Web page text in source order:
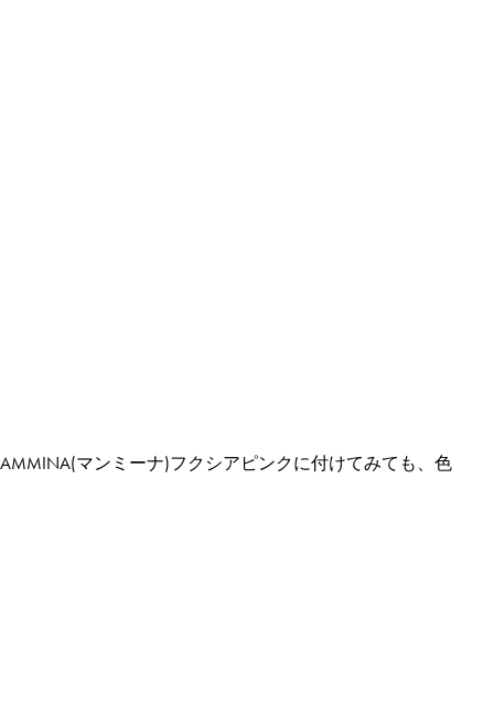
マンミーナ)フクシアピンクに付けてみても、色